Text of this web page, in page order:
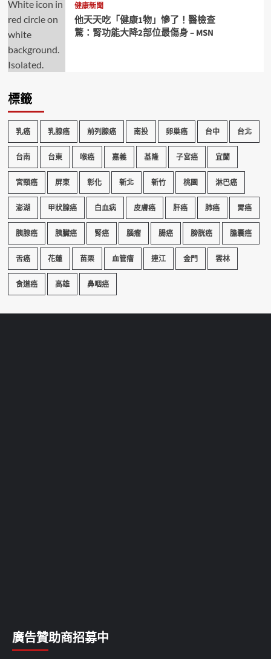
健康新聞
他天天吃「健康1物」慘了！醫檢查
驚：腎功能大降2部位最傷身 – MSN
標籤
乳癌 乳腺癌 前列腺癌 南投 卵巢癌 台中 台北
台南 台東 喉癌 嘉義 基隆 子宮癌 宜蘭
宮頸癌 屏東 彰化 新北 新竹 桃園 淋巴癌
澎湖 甲狀腺癌 白血病 皮膚癌 肝癌 肺癌 胃癌
胰腺癌 胰臟癌 腎癌 腦瘤 腸癌 膀胱癌 膽囊癌
舌癌 花蓮 苗栗 血管瘤 連江 金門 雲林
食道癌 高雄 鼻咽癌
廣告贊助商招募中